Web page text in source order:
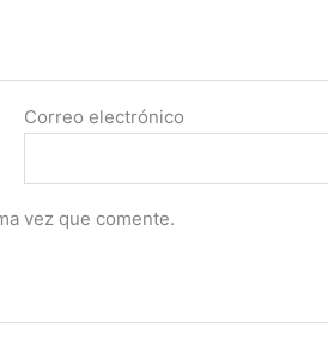
Correo electrónico
vez que comente.